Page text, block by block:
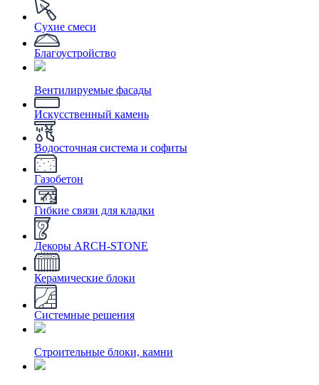
Сухие смеси
Благоустройство
Вентилируемые фасады
Искусственный камень
Водосточная система и софиты
Газобетон
Гибкие связи для кладки
Декоры ARCH-STONE
Керамические блоки
Системные решения
Строительные блоки, камни